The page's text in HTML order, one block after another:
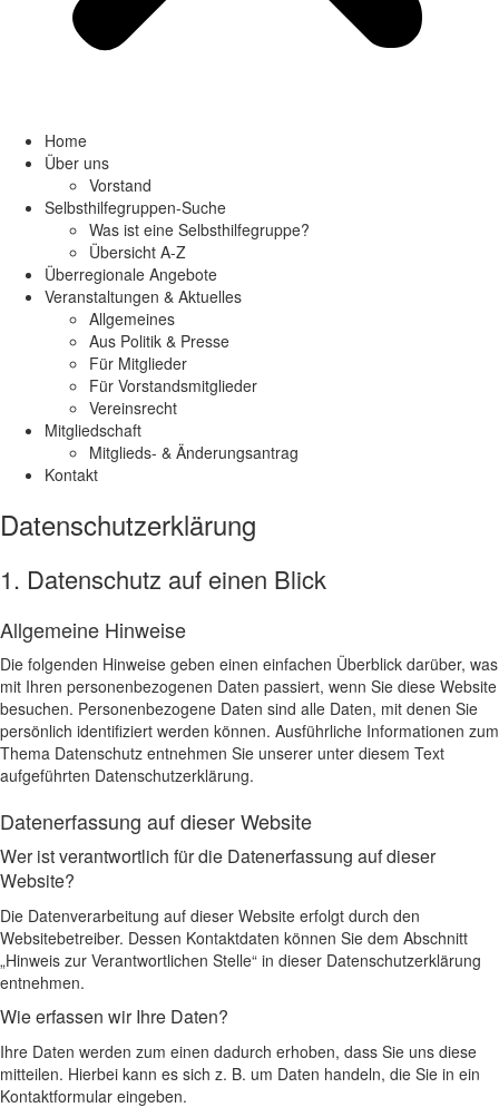
Home
Über uns
Vorstand
Selbsthilfegruppen-Suche
Was ist eine Selbsthilfegruppe?
Übersicht A-Z
Überregionale Angebote
Veranstaltungen & Aktuelles
Allgemeines
Aus Politik & Presse
Für Mitglieder
Für Vorstandsmitglieder
Vereinsrecht
Mitgliedschaft
Mitglieds- & Änderungsantrag
Kontakt
Datenschutz­erklärung
1. Datenschutz auf einen Blick
Allgemeine Hinweise
Die folgenden Hinweise geben einen einfachen Überblick darüber, was
mit Ihren personenbezogenen Daten passiert, wenn Sie diese Website
besuchen. Personenbezogene Daten sind alle Daten, mit denen Sie
persönlich identifiziert werden können. Ausführliche Informationen zum
Thema Datenschutz entnehmen Sie unserer unter diesem Text
aufgeführten Datenschutzerklärung.
Datenerfassung auf dieser Website
Wer ist verantwortlich für die Datenerfassung auf dieser
Website?
Die Datenverarbeitung auf dieser Website erfolgt durch den
Websitebetreiber. Dessen Kontaktdaten können Sie dem Abschnitt
„Hinweis zur Verantwortlichen Stelle“ in dieser Datenschutzerklärung
entnehmen.
Wie erfassen wir Ihre Daten?
Ihre Daten werden zum einen dadurch erhoben, dass Sie uns diese
mitteilen. Hierbei kann es sich z. B. um Daten handeln, die Sie in ein
Kontaktformular eingeben.